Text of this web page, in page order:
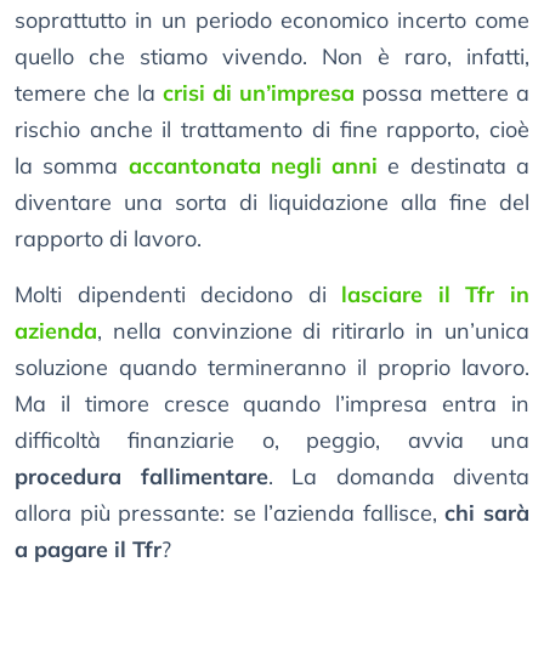
soprattutto in un periodo economico incerto come
quello che stiamo vivendo. Non è raro, infatti,
temere che la crisi di un’impresa possa mettere a
rischio anche il trattamento di fine rapporto, cioè
la somma accantonata negli anni e destinata a
diventare una sorta di liquidazione alla fine del
rapporto di lavoro.
Molti dipendenti decidono di lasciare il Tfr in
azienda, nella convinzione di ritirarlo in un’unica
soluzione quando termineranno il proprio lavoro.
Ma il timore cresce quando l’impresa entra in
difficoltà finanziarie o, peggio, avvia una
procedura fallimentare. La domanda diventa
allora più pressante: se l’azienda fallisce,chi sarà
a pagare il Tfr?